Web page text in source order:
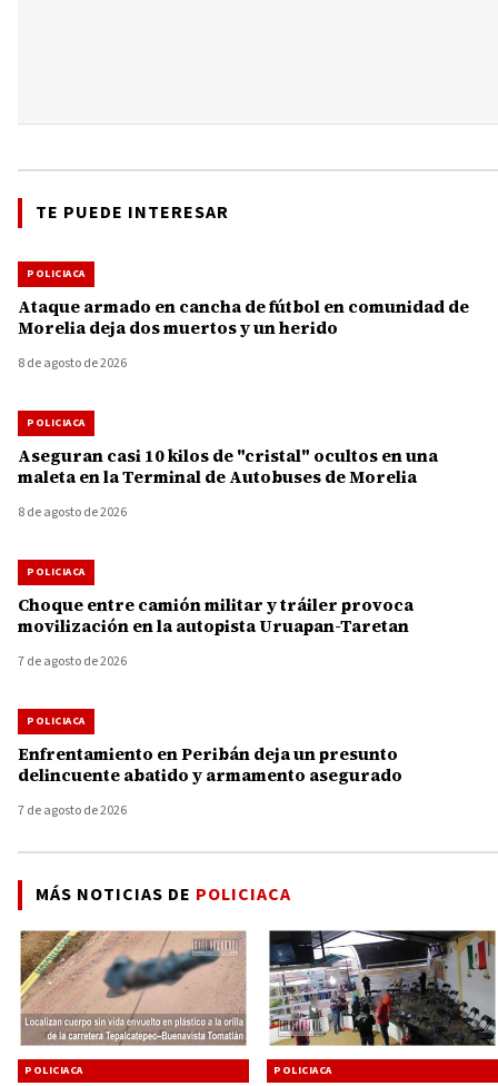
TE PUEDE INTERESAR
POLICIACA
Ataque armado en cancha de fútbol en comunidad de
Morelia deja dos muertos y un herido
8 de agosto de 2026
POLICIACA
Aseguran casi 10 kilos de "cristal" ocultos en una
maleta en la Terminal de Autobuses de Morelia
8 de agosto de 2026
POLICIACA
Choque entre camión militar y tráiler provoca
movilización en la autopista Uruapan-Taretan
7 de agosto de 2026
POLICIACA
Enfrentamiento en Peribán deja un presunto
delincuente abatido y armamento asegurado
7 de agosto de 2026
MÁS NOTICIAS DE POLICIACA
POLICIACA POLICIACA